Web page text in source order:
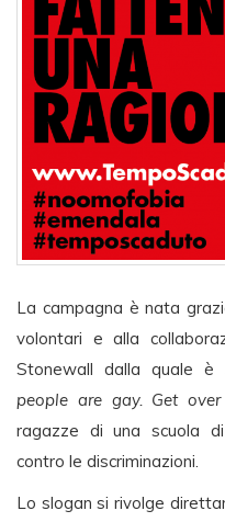
La campagna è nata
volontari e alla
Stonewall dalla quale
people are gay. Get
ragazze di una scuola
contro le discriminazioni.
Lo slogan si rivolge